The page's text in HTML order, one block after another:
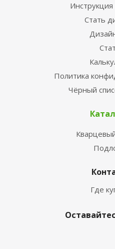
Инструкция
Стать
Политика
Чёрный
Где